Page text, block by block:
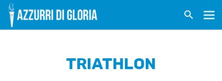
TRIATHLON